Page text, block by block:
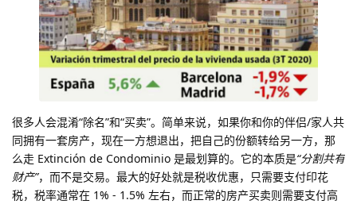
很多人会混淆“除名”和“买卖”。简单来说，如果你和你的伴侣/家人共
同拥有一套房产，现在一方想退出，把自己的份额转给另一方，那
么走 Extinción de Condominio 是最划算的。它的本质是“分割共有
财产”，而不是交易。最大的好处就是税收优惠，只需要支付印花
税，税率通常在 1% - 1.5% 左右，而正常的房产买卖则需要支付高